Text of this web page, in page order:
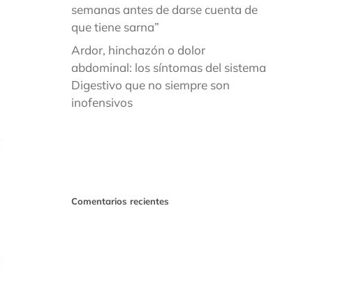
semanas antes de darse cuenta de
que tiene sarna”
Ardor, hinchazón o dolor
abdominal: los síntomas del sistema
Digestivo que no siempre son
inofensivos
Comentarios recientes